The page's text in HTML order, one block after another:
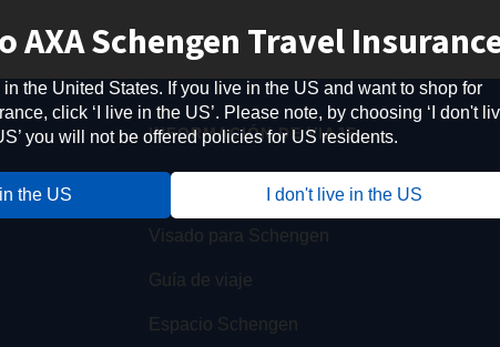
AXA Schengen Travel
in the United States. If you live in the US and want to shop for
click ‘I live in the US’. Please note, by choosing ‘I don't
you will not be offered policies for US residents.
in the US I don't live in the US
INFORMACIÓN DE VIAJE
Seguro de viaje
Visado para Schengen
Guía de viaje
Espacio Schengen